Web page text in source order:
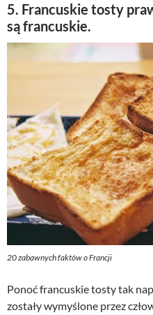
5. Francuskie tosty
są francuskie.
20 zabawnych faktów o Francji
Ponoć francuskie tosty tak
zostały wymyślone przez